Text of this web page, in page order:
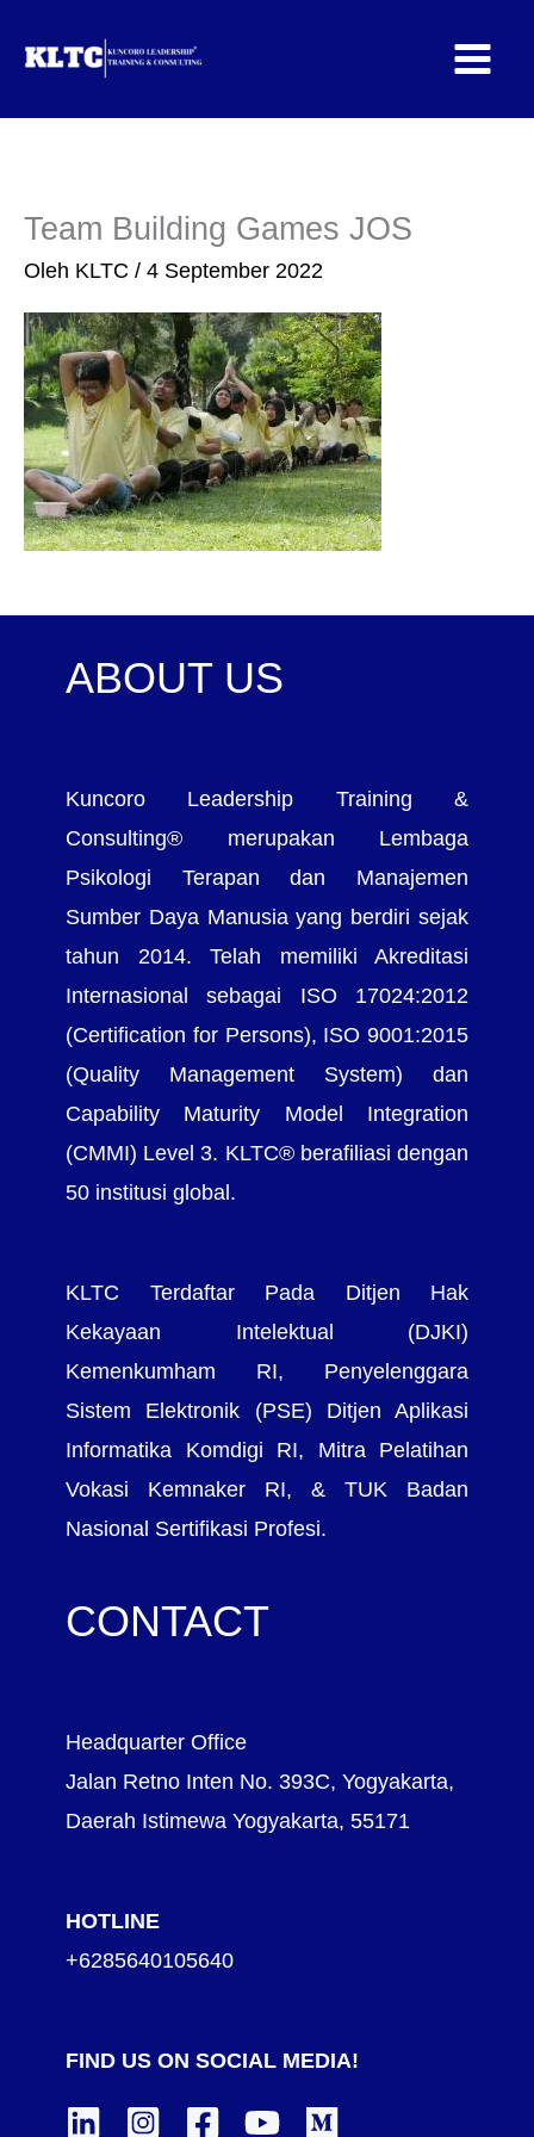
Team Building Games JOS
Oleh KLTC / 4 September 2022
ABOUT US
Kuncoro Leadership Training &
Consulting® merupakan Lembaga
Psikologi Terapan dan Manajemen
Sumber Daya Manusia yang berdiri sejak
tahun 2014. Telah memiliki Akreditasi
Internasional sebagai ISO 17024:2012
(Certification for Persons), ISO 9001:2015
(Quality Management System) dan
Capability Maturity Model Integration
(CMMI) Level 3. KLTC® berafiliasi dengan
50 institusi global.
KLTC Terdaftar Pada Ditjen Hak
Kekayaan Intelektual (DJKI)
Kemenkumham RI, Penyelenggara
Sistem Elektronik (PSE) Ditjen Aplikasi
Informatika Komdigi RI, Mitra Pelatihan
Vokasi Kemnaker RI, & TUK Badan
Nasional Sertifikasi Profesi.
CONTACT
Headquarter Office
Jalan Retno Inten No. 393C, Yogyakarta,
Daerah Istimewa Yogyakarta, 55171
HOTLINE
+6285640105640
FIND US ON SOCIAL MEDIA!